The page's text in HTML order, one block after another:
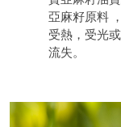
亞麻籽原料
受熱，受光
流失。